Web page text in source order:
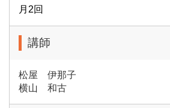
月2回
講師
松屋 伊那子
横山 和古